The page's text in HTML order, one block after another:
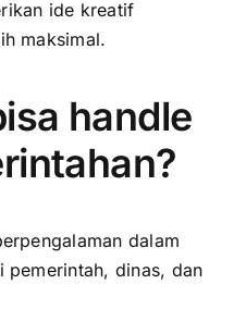
ide kreatif
maksimal.
handle
dalam
pemerintah, dinas, dan